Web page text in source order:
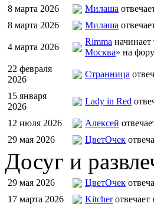
8 марта 2026
Милаша
8 марта 2026
Милаша
4 марта 2026
Rimma начинает
Москва» на
22 февраля
2026
Странница
15 января
2026
Lady in Red
12 июля 2026 Алексей
29 мая 2026
ЦветOчек
Досуг и
29 мая 2026 ЦветOчек
17 марта 2026
Kitcherотвечает